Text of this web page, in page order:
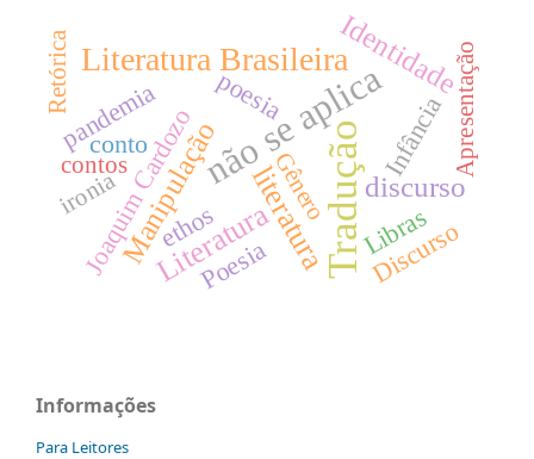
Tradução
não se aplica
Literatura Brasileira
literatura
Literatura
Manipulação discurso
Identidade
Joaquim Cardozo
conto Infância
ethos Libras
poesia
pandemia
Discurso
Poesia
contos Apresentação
Retórica
Gênero
ironia
Informações
Para Leitores